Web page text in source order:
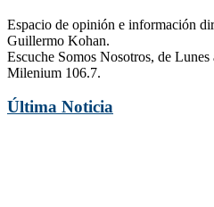
Espacio de opinión e información
Guillermo Kohan.
Escuche Somos Nosotros, de
Milenium 106.7.
Última Noticia